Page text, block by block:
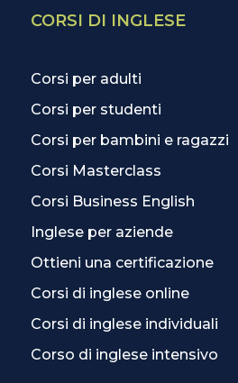
CORSI DI INGLESE
Corsi per adulti
Corsi per studenti
Corsi per bambini e ragazzi
Corsi Masterclass
Corsi Business English
Inglese per aziende
Ottieni una certificazione
Corsi di inglese online
Corsi di inglese individuali
Corso di inglese intensivo